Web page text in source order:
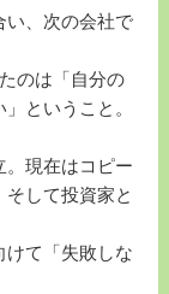
い、次の会社で
のは「自分の
ということ。
。現在はコピー
して投資家と
けて「失敗しな